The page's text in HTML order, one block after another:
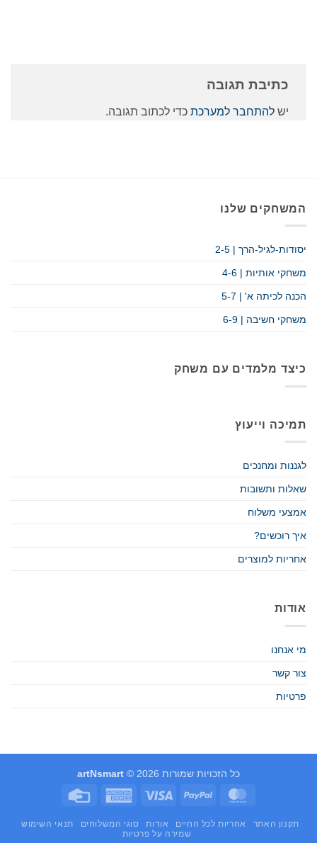
כתיבת תגובה
יש להתחבר למערכת כדי לכתוב תגובה.
המשחקים שלנו
יסודות-לגיל-הרך | 2-5
משחקי אותיות | 4-6
הכנה לכיתה א' | 5-7
משחקי חשיבה | 6-9
כיצד מלמדים עם משחק
תמיכה וייעוץ
לגננות ומחנכים
שאלות ותשובות
אמצעי משלוח
איך רוכשים?
אחריות למוצרים
אודות
מי אנחנו
צור קשר
פרטיות
כל הזכויות שמורות 2026 ©
artNsmart
MasterCard
PayPal
Visa
American
תקנון האתר אחריות לכל החיים אודות סוגי המשלוחים
תנאי השימוש
שמירה על פרטיות